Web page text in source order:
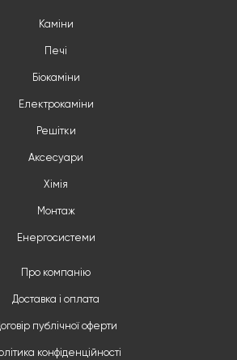
Каміни
Печі
Біокаміни
Електрокаміни
Решітки
Аксесуари
Хімія
Монтаж
Енергосистеми
Про компанію
Доставка і оплата
публічної оферти
конфіденційності